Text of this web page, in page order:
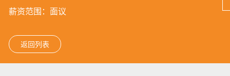
薪资范围：面议
返回列表